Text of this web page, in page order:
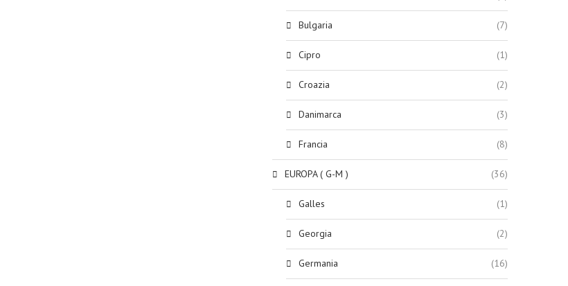
Bulgaria (7)
Cipro (1)
Croazia (2)
Danimarca (3)
Francia (8)
EUROPA ( G-M ) (36)
Galles (1)
Georgia (2)
Germania (16)